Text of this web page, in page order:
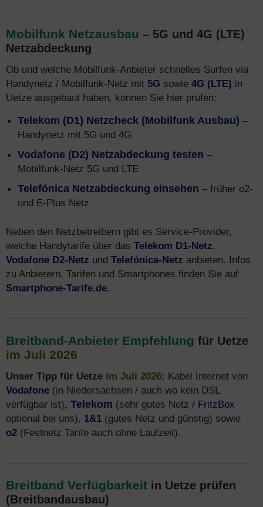
Mobilfunk Netzausbau – 5G und 4G (LTE)
Netzabdeckung
Ob und welche Mobilfunk-Anbieter schnelles Surfen via
Handynetz / Mobilfunk-Netz mit 5G sowie 4G (LTE) in
Uetze ausgebaut haben, können Sie hier prüfen:
Telekom (D1) Netzcheck (Mobilfunk Ausbau) –
Handynetz mit 5G und 4G
Vodafone (D2) Netzabdeckung testen –
Mobilfunk-Netz 5G und LTE
Telefónica Netzabdeckung einsehen – früher o2-
und E-Plus Netz
Neben den Netzbetreibern gibt es Service-Provider,
welche Handytarife über das Telekom D1-Netz,
Vodafone D2-Netz und Telefónica-Netz anbieten. Infos
zu Anbietern, Tarifen und Smartphones finden Sie auf
Smartphone-Tarife.de.
Breitband-Anbieter Empfehlung für Uetze
im Juli 2026
Unser Tipp für Uetze im Juli 2026: Kabel Internet von
Vodafone (in Niedersachsen / auch wo kein DSL
verfügbar ist), Telekom (sehr gutes Netz / FritzBox
optional bei uns), 1&1 (gutes Netz und günstig) sowie
o2 (Festnetz Tarife auch ohne Laufzeit).
Breitband Verfügbarkeit in Uetze prüfen
(Breitbandausbau)